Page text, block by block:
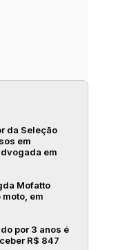
da Seleção
em
em
Mofatto
em
por 3 anos é
R$ 847